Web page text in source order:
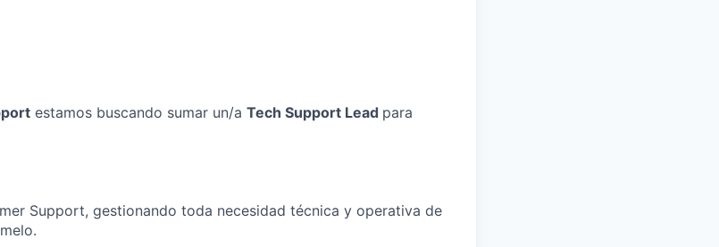
estamos buscando sumar un/a Tech Support Lead para
Support, gestionando toda necesidad técnica y operativa de